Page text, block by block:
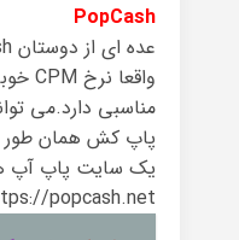
PopCash
عده ای از دوستان
واقعا نرخ CPM
مناسبی دارد.می
پاپ کش همان
یک سایت پاپ
popcash.net